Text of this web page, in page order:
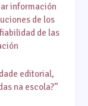
información
de los
de las
editorial,
na escola?”